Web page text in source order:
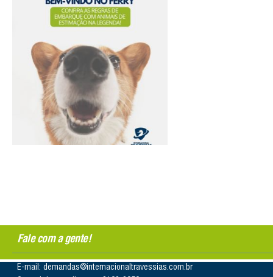
Fale com a gente!
E-mail: demandas@internacionaltravessias.com.br